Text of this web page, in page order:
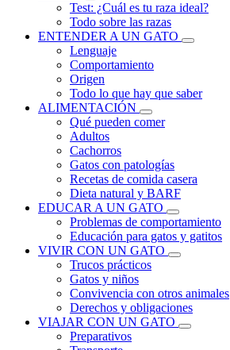
Test: ¿Cuál es tu raza ideal?
Todo sobre las razas
ENTENDER A UN GATO
Lenguaje
Comportamiento
Origen
Todo lo que hay que saber
ALIMENTACIÓN
Qué pueden comer
Adultos
Cachorros
Gatos con patologías
Recetas de comida casera
Dieta natural y BARF
EDUCAR A UN GATO
Problemas de comportamiento
Educación para gatos y gatitos
VIVIR CON UN GATO
Trucos prácticos
Gatos y niños
Convivencia con otros animales
Derechos y obligaciones
VIAJAR CON UN GATO
Preparativos